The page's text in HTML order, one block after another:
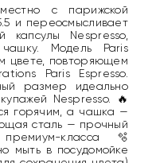
с парижской
и переосмысливает
капсулы Nespresso,
Модель Paris
цвете, повторяющем
Paris Espresso.
размер идеально
Nespresso. 🔥
горячим, а чашка —
сталь — прочный
класса 🫧
мыть в посудомойке